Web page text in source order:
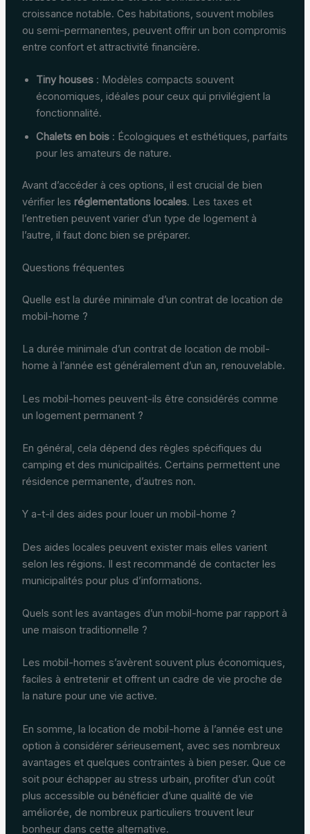
croissance notable. Ces habitations, souvent mobiles
ou semi-permanentes, peuvent offrir un bon compromis
entre confort et attractivité financière.
Tiny houses: Modèles compacts souvent
économiques, idéales pour ceux qui privilégient la
fonctionnalité.
Chalets en bois: Écologiques et esthétiques, parfaits
pour les amateurs de nature.
Avant d’accéder à ces options, il est crucial de bien
vérifier les réglementations locales. Les taxes et
l’entretien peuvent varier d’un type de logement à
l’autre, il faut donc bien se préparer.
Questions fréquentes
Quelle est la durée minimale d’un contrat de location de
mobil-home ?
La durée minimale d’un contrat de location de mobil-
home à l’année est généralement d’un an, renouvelable.
Les mobil-homes peuvent-ils être considérés comme
un logement permanent ?
En général, cela dépend des règles spécifiques du
camping et des municipalités. Certains permettent une
résidence permanente, d’autres non.
Y a-t-il des aides pour louer un mobil-home ?
Des aides locales peuvent exister mais elles varient
selon les régions. Il est recommandé de contacter les
municipalités pour plus d’informations.
Quels sont les avantages d’un mobil-home par rapport à
une maison traditionnelle ?
Les mobil-homes s’avèrent souvent plus économiques,
faciles à entretenir et offrent un cadre de vie proche de
la nature pour une vie active.
En somme, la location de mobil-home à l’année est une
option à considérer sérieusement, avec ses nombreux
avantages et quelques contraintes à bien peser. Que ce
soit pour échapper au stress urbain, profiter d’un coût
plus accessible ou bénéficier d’une qualité de vie
améliorée, de nombreux particuliers trouvent leur
bonheur dans cette alternative.